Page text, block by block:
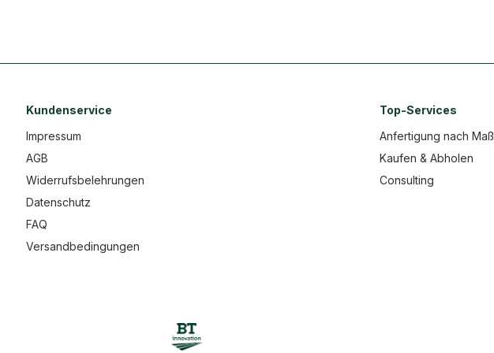
Kundenservice
Impressum
AGB
Widerrufsbelehrungen
Datenschutz
FAQ
Versandbedingungen
Top-Services
Anfertigung nach Maß
Kaufen & Abholen
Consulting